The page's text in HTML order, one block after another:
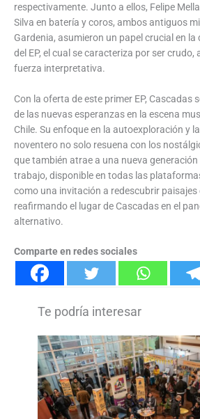
respectivamente. Junto a ellos, Felipe
Silva en batería y coros, ambos antiguos
Gardenia, asumieron un papel crucial en
del EP, el cual se caracteriza por ser
fuerza interpretativa.
Con la oferta de este primer EP, Cascadas
de las nuevas esperanzas en la escena
Chile. Su enfoque en la autoexploración y
noventero no solo resuena con los
que también atrae a una nueva generación
trabajo, disponible en todas las
como una invitación a redescubrir
reafirmando el lugar de Cascadas en el
alternativo.
Comparte en redes sociales